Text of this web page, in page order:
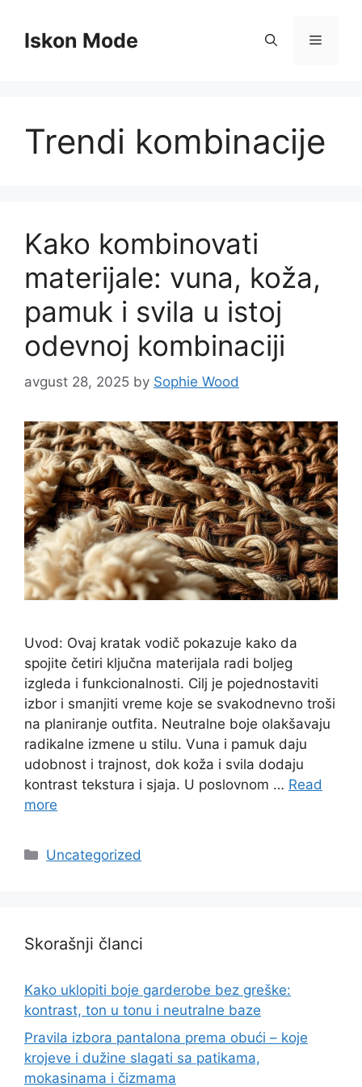
contentIskon Mode Menu
Trendi kombinacije
Kako kombinovati
materijale: vuna, koža,
pamuk i svila u istoj
odevnoj kombinaciji
avgust 28, 2025 by Sophie Wood
Uvod: Ovaj kratak vodič pokazuje kako da
spojite četiri ključna materijala radi boljeg
izgleda i funkcionalnosti. Cilj je pojednostaviti
izbor i smanjiti vreme koje se svakodnevno troši
na planiranje outfita. Neutralne boje olakšavaju
radikalne izmene u stilu. Vuna i pamuk daju
udobnost i trajnost, dok koža i svila dodaju
kontrast tekstura i sjaja. U poslovnom … Read
more
Categories
Uncategorized
Skorašnji članci
Kako uklopiti boje garderobe bez greške:
kontrast, ton u tonu i neutralne baze
Pravila izbora pantalona prema obući – koje
krojeve i dužine slagati sa patikama,
mokasinama i čizmama